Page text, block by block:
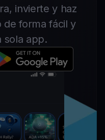
invierte y haz
forma fácil y
sola app.